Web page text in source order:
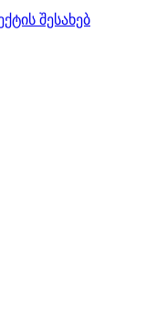
შესახებ